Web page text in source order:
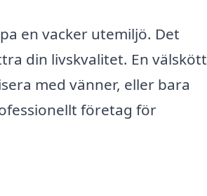
en vacker utemiljö. Det
din livskvalitet. En välskött
med vänner, eller bara
företag för